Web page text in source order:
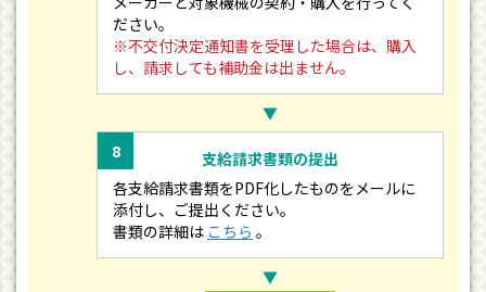
ださい。
※不交付決定通知書を受理した場合は、購入
し、請求しても補助金は出ません。
▼
8
支給請求書類の提出
各支給請求書類をPDF化したものをメールに
添付し、ご提出ください。
書類の詳細は こちら 。
▼